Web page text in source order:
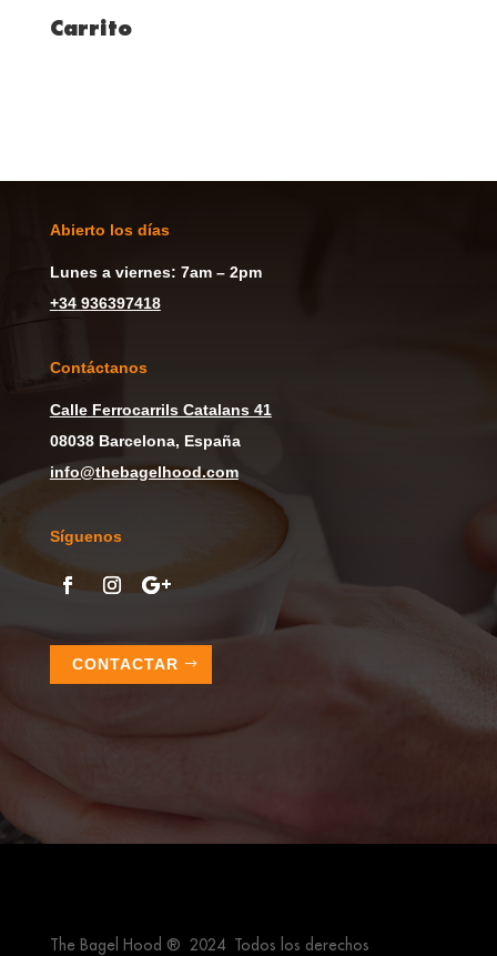
Carrito
Abierto los días
Lunes a viernes: 7am – 2pm
+34 936397418
Contáctanos
CalleFerrocarrils Catalans 41
08038 Barcelona, España
info@thebagelhood.com
Síguenos
CONTACTAR
The Bagel Hood ® 2024 Todos los derechos